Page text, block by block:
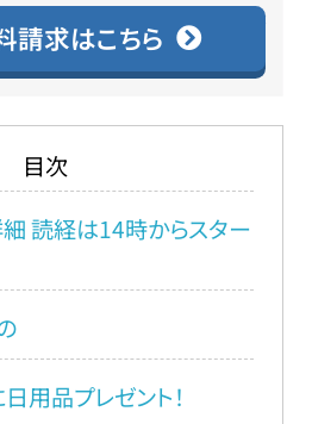
請求はこちら
目次
読経は14時からスター
用品プレゼント！